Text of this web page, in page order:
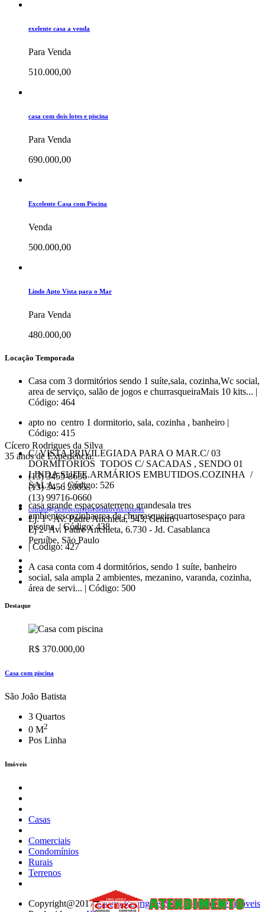
exelente casa a venda
Para Venda
510.000,00
casa com dois lotes e piscina
Para Venda
690.000,00
Excelente Casa com Piscina
Venda
500.000,00
Lindo Apto Vista para o Mar
Para Venda
480.000,00
Locação Temporada
Casa com 3 dormitórios sendo 1 suíte,sala, cozinha,Wc social,
area de serviço, salão de jogos e churrasqueiraMais 10 kits... |
Código: 464
apto no centro 1 dormitorio, sala, cozinha , banheiro |
Código: 415
C/ VISTA PRIVILEGIADA PARA O MAR.C/ 03
DORMITÓRIOS TODOS C/ SACADAS , SENDO 01
LINDA SUITE.ARMÁRIOS EMBUTIDOS.COZINHA /
SALA... | Código: 526
casa grande espaçosaterreno grandesala tres
ambientescozinhaarea de churrasqueiraquartosespaço para
piscina | Código: 438
| Código: 427
A casa conta com 4 dormitórios, sendo 1 suíte, banheiro
social, sala ampla 2 ambientes, mezanino, varanda, cozinha,
área de servi... | Código: 500
Cícero Rodrigues da Silva
35 anos de Experiencia.
(13) 3455-8636
(13) 3456 2005
(13) 99716-0660
contato@cicerorcorretordeimoveis.com.br
Lj. 1 - Av. Padre Anchieta, 543, Centro
Lj 2- Av. Padre Anchieta, 6.730 - Jd. Casablanca
Peruíbe, São Paulo
Destaque
R$ 370.000,00
Casa com piscina
São João Batista
3 Quartos
0 M2
Pos Linha
Imóveis
Casas
Comerciais
Condomínios
Rurais
Terrenos
Copyright@2017Cicero Rodrigues Silva Corretor de Imóveis